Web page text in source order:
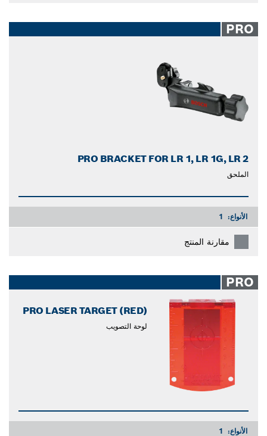
PRO
PRO BRACKET FOR LR 1, LR 1G, LR 2
الملحق
الأنواع: 1
مقارنة المنتج
PRO
PRO LASER TARGET (RED)
لوحة التصويب
الأنواع: 1